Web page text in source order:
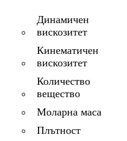
Динамичен
вискозитет
Кинематичен
вискозитет
Количество
вещество
Моларна маса
Плътност